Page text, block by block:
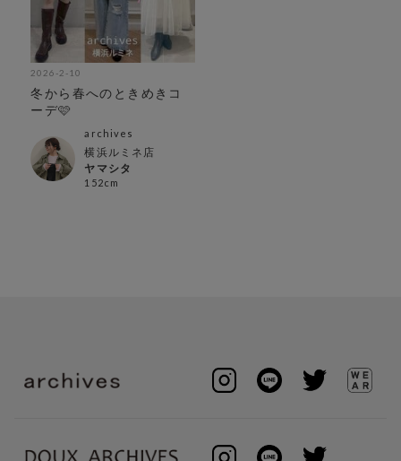
2026-2-10
冬から春へのときめきコ
ーデ🩷
archives
横浜ルミネ店
ヤマシタ
152cm